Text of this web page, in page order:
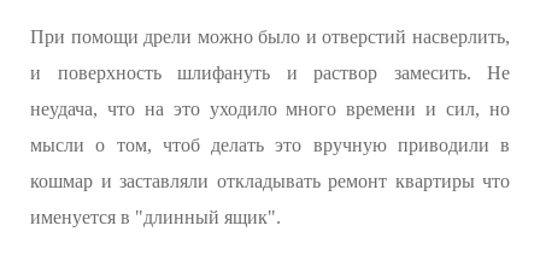
При помощи дрели можно было и отверстий насверлить,
и поверхность шлифануть и раствор замесить. Не
неудача, что на это уходило много времени и сил, но
мысли о том, чтоб делать это вручную приводили в
кошмар и заставляли откладывать ремонт квартиры что
именуется в "длинный ящик".